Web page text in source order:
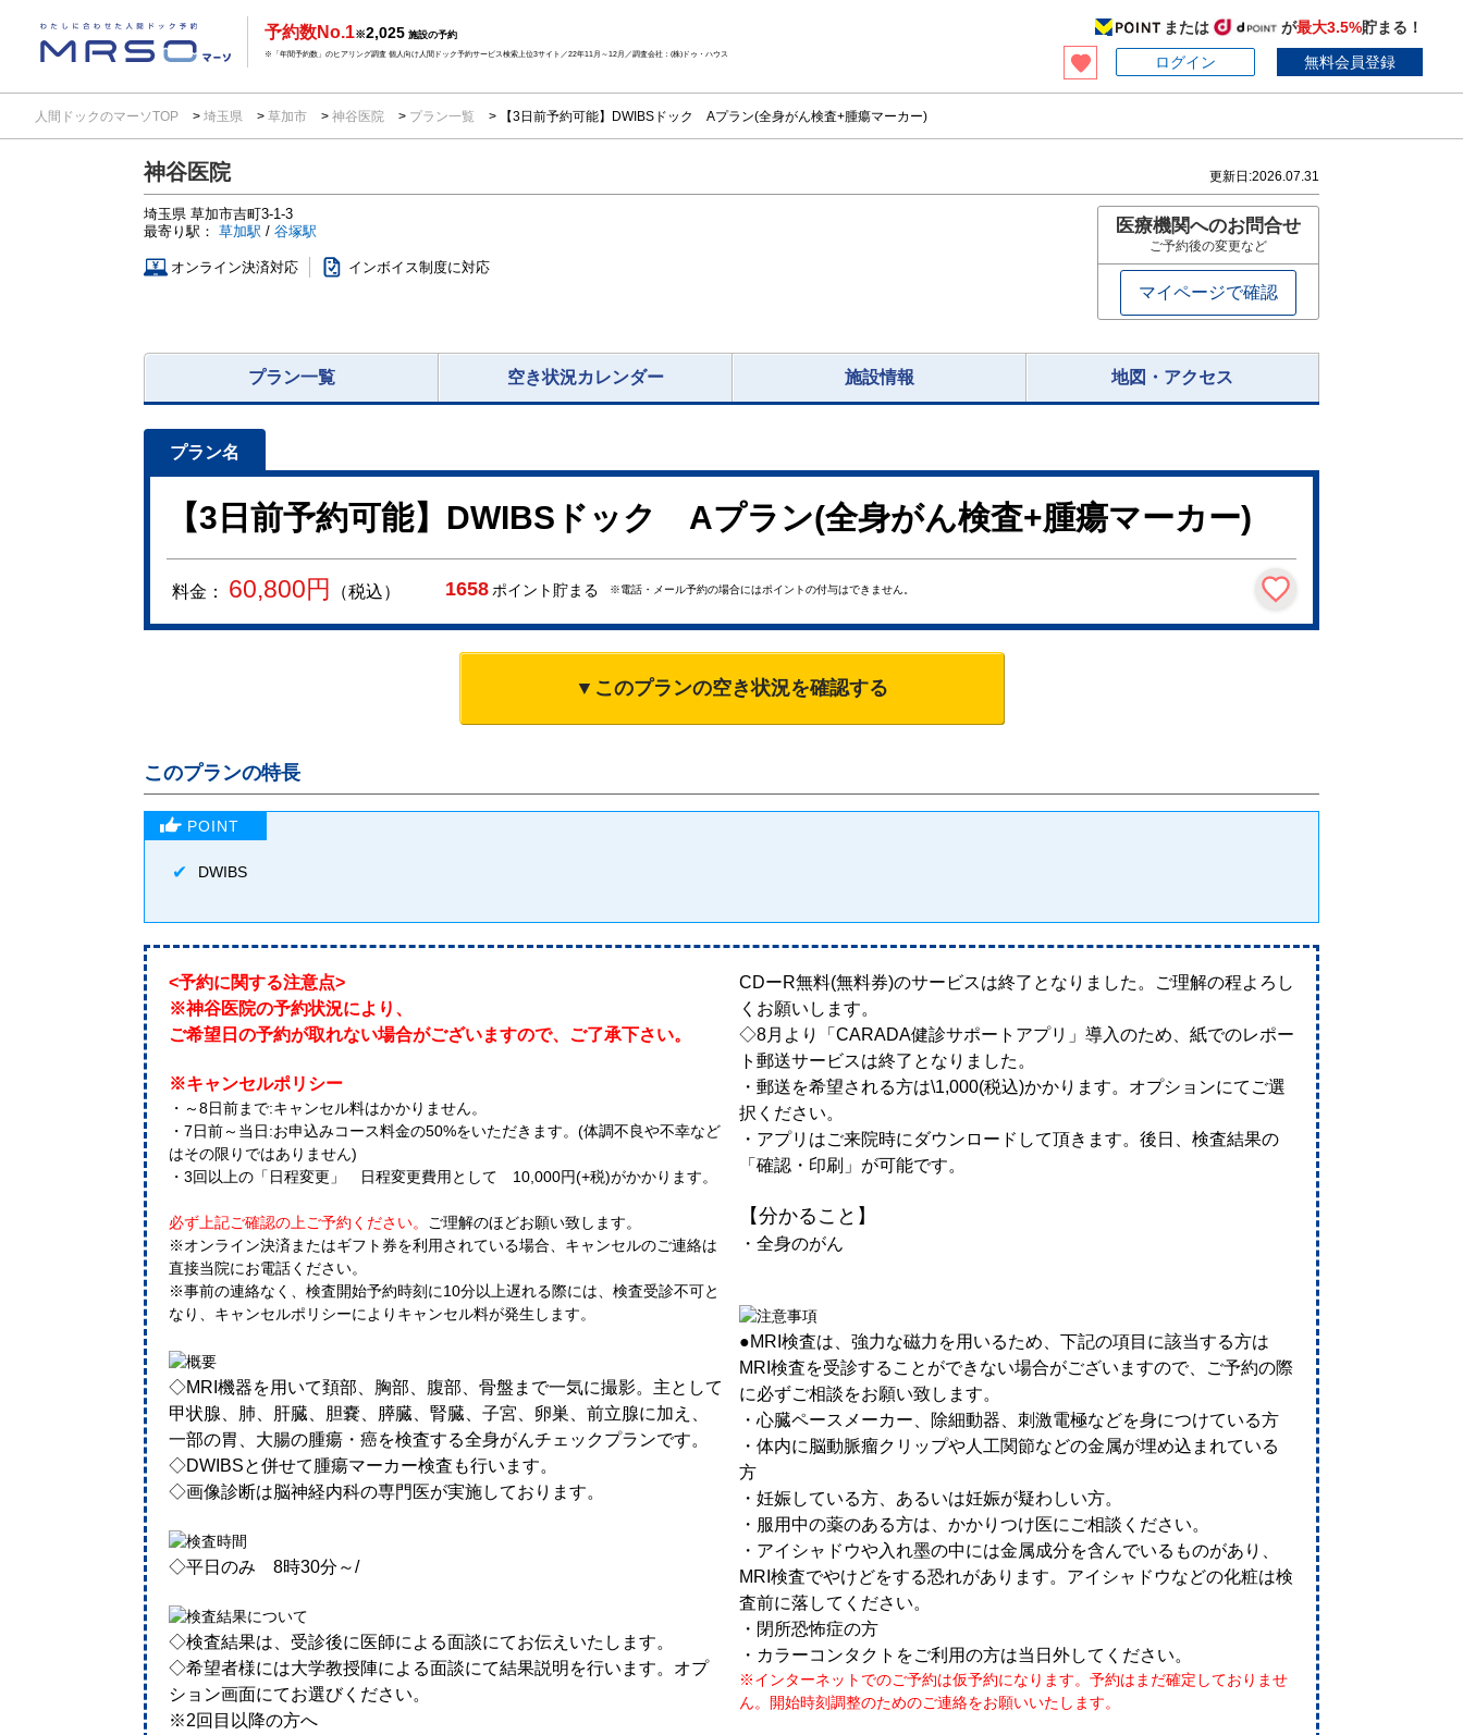
予約数No.1※2,025 施設の予約
※「年間予約数」のヒアリング調査 個人向け人間ドック予約サービス検索上位3サイト／22年11月～12月／調査会社：(株)ドゥ・ハウス
または が最大3.5%貯まる！
ログイン
無料会員登録
人間ドックのマーソTOP 埼玉県 草加市 神谷医院 プラン一覧 【3日前予約可能】DWIBSドック Aプラン(全身がん検査+腫瘍マーカー)
神谷医院 更新日:2026.07.31
埼玉県 草加市吉町3-1-3
最寄り駅： 草加駅 / 谷塚駅
オンライン決済対応 インボイス制度に対応
医療機関へのお問合せ
ご予約後の変更など
マイページで確認
プラン一覧 空き状況カレンダー 施設情報 地図・アクセス
【3日前予約可能】DWIBSドック Aプラン(全身がん検査+腫瘍マーカー)
料金： 60,800円 （税込） 1658 ポイント貯まる ※電話・メール予約の場合にはポイントの付与はできません。
▼このプランの空き状況を確認する
このプランの特長
DWIBS
<予約に関する注意点>
※神谷医院の予約状況により、
ご希望日の予約が取れない場合がございますので、ご了承下さい。
※キャンセルポリシー
・～8日前まで:キャンセル料はかかりません。
・7日前～当日:お申込みコース料金の50%をいただきます。(体調不良や不幸など
はその限りではありません)
・3回以上の「日程変更」 日程変更費用として 10,000円(+税)がかかります。
必ず上記ご確認の上ご予約ください。
ご理解のほどお願い致します。
※オンライン決済またはギフト券を利用されている場合、キャンセルのご連絡は
直接当院にお電話ください。
※事前の連絡なく、検査開始予約時刻に10分以上遅れる際には、検査受診不可と
なり、キャンセルポリシーによりキャンセル料が発生します。
◇MRI機器を用いて頚部、胸部、腹部、骨盤まで一気に撮影。主として
甲状腺、肺、肝臓、胆嚢、膵臓、腎臓、子宮、卵巣、前立腺に加え、
一部の胃、大腸の腫瘍・癌を検査する全身がんチェックプランです。
◇DWIBSと併せて腫瘍マーカー検査も行います。
◇画像診断は脳神経内科の専門医が実施しております。
◇平日のみ 8時30分～/
◇検査結果は、受診後に医師による面談にてお伝えいたします。
◇希望者様には大学教授陣による面談にて結果説明を行います。オプ
ション画面にてお選びください。
※2回目以降の方へ
CDーR無料(無料券)のサービスは終了となりました。ご理解の程よろし
くお願いします。
◇8月より「CARADA健診サポートアプリ」導入のため、紙でのレポー
ト郵送サービスは終了となりました。
・郵送を希望される方は\1,000(税込)かかります。オプションにてご選
択ください。
・アプリはご来院時にダウンロードして頂きます。後日、検査結果の
「確認・印刷」が可能です。
【分かること】
・全身のがん
●MRI検査は、強力な磁力を用いるため、下記の項目に該当する方は
MRI検査を受診することができない場合がございますので、ご予約の際
に必ずご相談をお願い致します。
・心臓ペースメーカー、除細動器、刺激電極などを身につけている方
・体内に脳動脈瘤クリップや人工関節などの金属が埋め込まれている
方
・妊娠している方、あるいは妊娠が疑わしい方。
・服用中の薬のある方は、かかりつけ医にご相談ください。
・アイシャドウや入れ墨の中には金属成分を含んでいるものがあり、
MRI検査でやけどをする恐れがあります。アイシャドウなどの化粧は検
査前に落してください。
・閉所恐怖症の方
・カラーコンタクトをご利用の方は当日外してください。
※インターネットでのご予約は仮予約になります。予約はまだ確定しておりませ
ん。開始時刻調整のためのご連絡をお願いいたします。